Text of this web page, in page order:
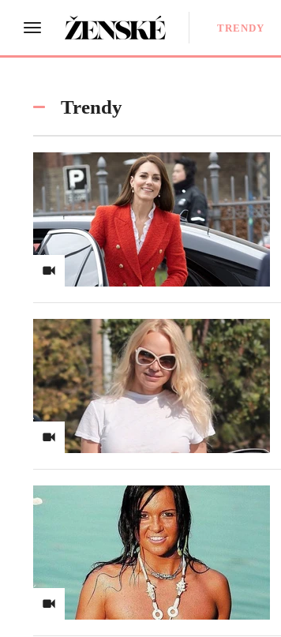
TRENDY
Trendy